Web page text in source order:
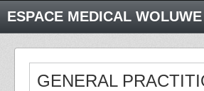
ESPACE MEDICAL WOLUWE
GENERAL